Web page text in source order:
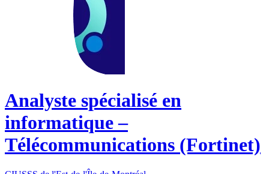
Analyste spécialisé en
informatique –
Télécommunications (Fortinet)